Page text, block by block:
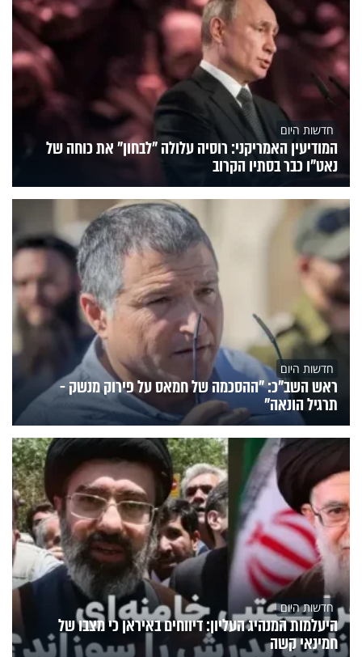
חדשות היום
המודיעין האמריקני: רוסיה עלולה "לבחון" את כוחה של
נאט"ו כבר בסתיו הקרוב
חדשות היום
ראש השב"כ: "ההסכמה של חמאס על פירוק מנשק -
תרגיל הונאה"
חדשות היום
היעלמות המנהיג העליון: דיווחים באיראן כי מצבו של
חמינאי קשה